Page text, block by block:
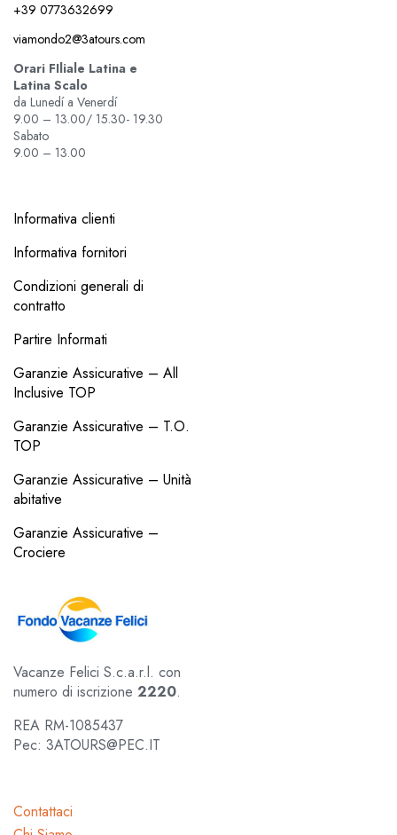
+39 0773632699
viamondo2@3atours.com
Orari FIliale Latina e
Latina Scalo
da Lunedí a Venerdí
9.00 – 13.00/ 15.30- 19.30
Sabato
9.00 – 13.00
Informativa clienti
Informativa fornitori
Condizioni generali di
contratto
Partire Informati
Garanzie Assicurative – All
Inclusive TOP
Garanzie Assicurative – T.O.
TOP
Garanzie Assicurative – Unità
abitative
Garanzie Assicurative –
Crociere
Vacanze Felici S.c.a.r.l. con
numero di iscrizione 2220.
REA RM-1085437
Pec: 3ATOURS@PEC.IT
Contattaci